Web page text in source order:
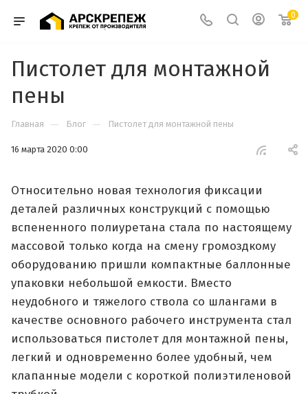
0
Пистолет для монтажной
пены
Главная — Блог — Пистолет для монтажной пены
16 марта 2020 0:00
Относительно новая технология фиксации
деталей различных конструкций с помощью
вспененного полиуретана стала по настоящему
массовой только когда на смену громоздкому
оборудованию пришли компактные баллонные
упаковки небольшой емкости. Вместо
неудобного и тяжелого ствола со шлангами в
качестве основного рабочего инструмента стал
использоваться пистолет для монтажной пены,
легкий и одновременно более удобный, чем
клапанные модели с короткой полиэтиленовой